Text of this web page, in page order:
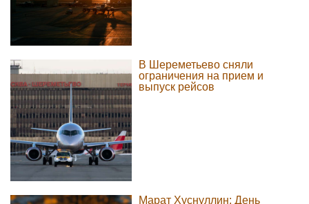
В Шереметьево сняли
ограничения на прием и
выпуск рейсов
Марат Хуснуллин: День